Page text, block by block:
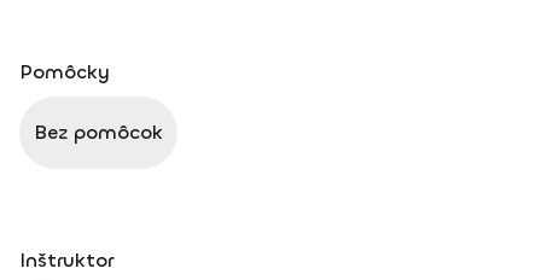
Pomôcky
Bez pomôcok
Inštruktor